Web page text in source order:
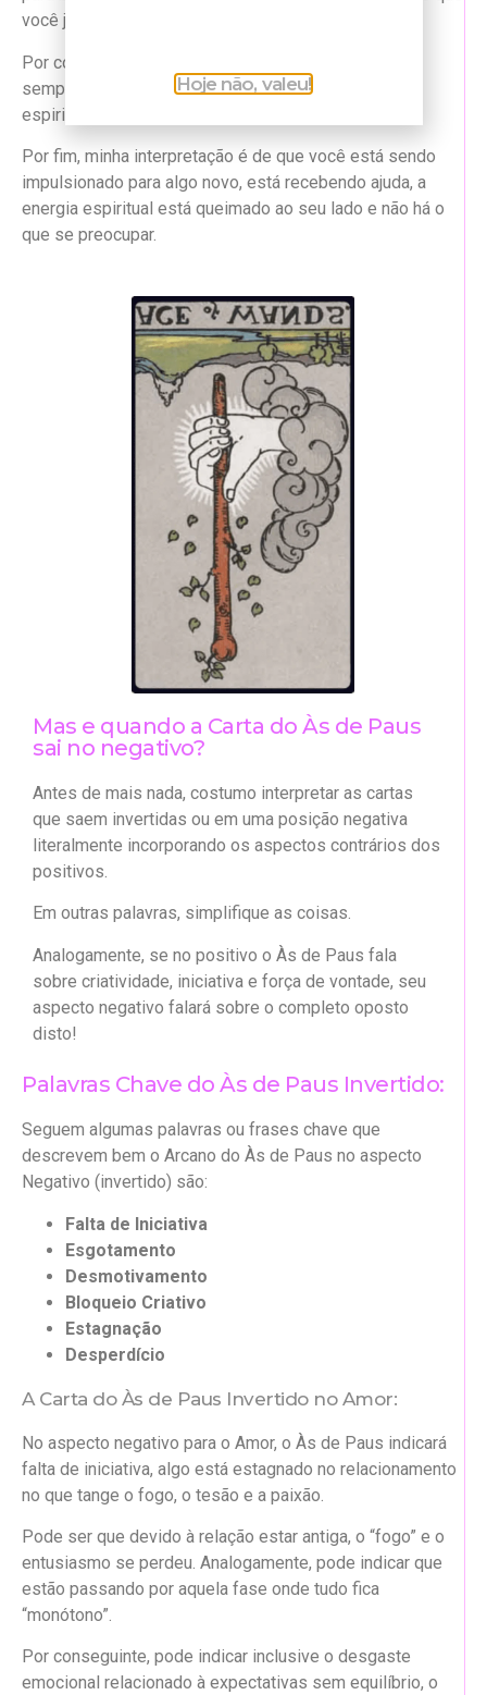
você já construiu ao longo da sua caminhada.
Por conseguinte, talvez seja a mensagem que você
sempre esperou para, de fato, mergulhar no universo
espiritual e entender todos os seus mistérios.
Por fim, minha interpretação é de que você está sendo
impulsionado para algo novo, está recebendo ajuda, a
energia espiritual está queimado ao seu lado e não há o
que se preocupar.
Mas e quando a Carta do Às de Paus
sai no negativo?
Antes de mais nada, costumo interpretar as cartas
que saem invertidas ou em uma posição negativa
literalmente incorporando os aspectos contrários dos
positivos.
Em outras palavras, simplifique as coisas.
Analogamente, se no positivo o Às de Paus fala
sobre criatividade, iniciativa e força de vontade, seu
aspecto negativo falará sobre o completo oposto
disto!
Palavras Chave do Às de Paus Invertido:
Seguem algumas palavras ou frases chave que
descrevem bem o Arcano do Às de Paus no aspecto
Negativo (invertido) são:
Falta de Iniciativa
Esgotamento
Desmotivamento
Bloqueio Criativo
Estagnação
Desperdício
A Carta do Às de Paus Invertido no Amor:
No aspecto negativo para o Amor, o Às de Paus indicará
falta de iniciativa, algo está estagnado no relacionamento
no que tange o fogo, o tesão e a paixão.
Pode ser que devido à relação estar antiga, o “fogo” e o
entusiasmo se perdeu. Analogamente, pode indicar que
estão passando por aquela fase onde tudo fica
“monótono”.
Por conseguinte, pode indicar inclusive o desgaste
emocional relacionado à expectativas sem equilíbrio, o
Hoje não, valeu!